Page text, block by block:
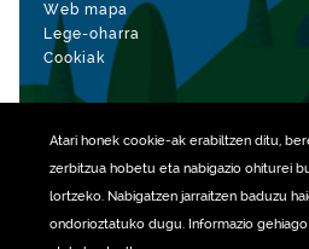
Atari honek cookie-ak erabiltzen ditu,
zerbitzua hobetu eta nabigazio ohiturei
lortzeko. Nabigatzen jarraitzen baduzu
ondorioztatuko dugu. Informazio gehiago
Web mapa
Lege-oharra
Cookiak